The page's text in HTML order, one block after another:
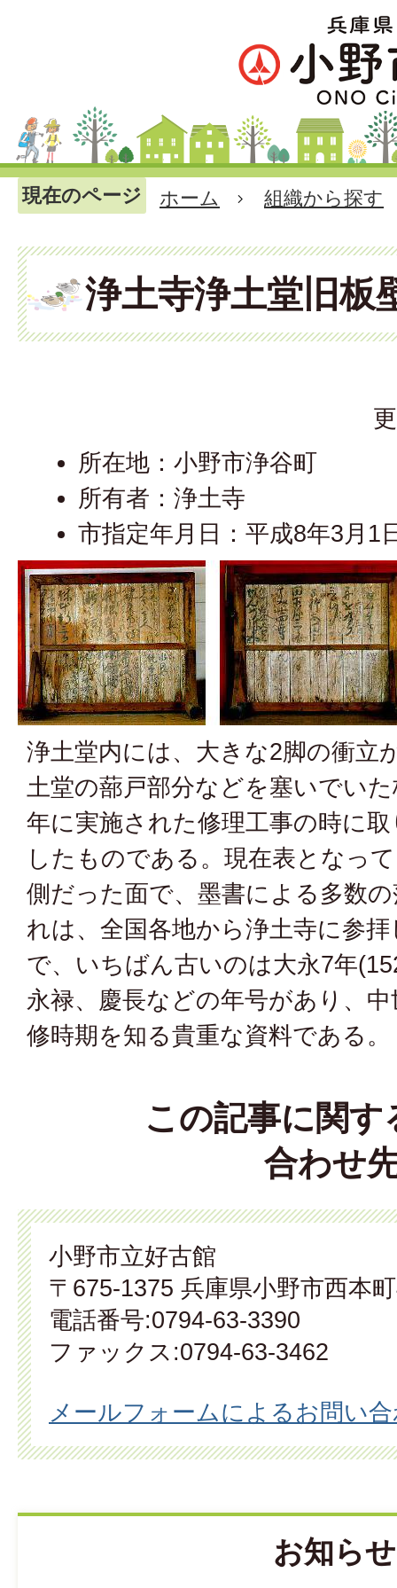
現在のページ ホーム 組織から探す
浄土寺浄土堂旧板
所在地：小野市浄谷町
所有者：浄土寺
市指定年月日：平成8年3月1
浄土堂内には、大きな2脚の衝立
土堂の蔀戸部分などを塞いでい
年に実施された修理工事の時に
したものである。現在表となっ
側だった面で、墨書による多数
れは、全国各地から浄土寺に参
で、いちばん古いのは大永7年
永禄、慶長などの年号があり、
修時期を知る貴重な資料である。
この記事に関す
合わせ
小野市立好古館
〒675-1375 兵庫県小野市西本
電話番号:0794-63-3390
ファックス:0794-63-3462
メールフォームによるお問い
お知らせ